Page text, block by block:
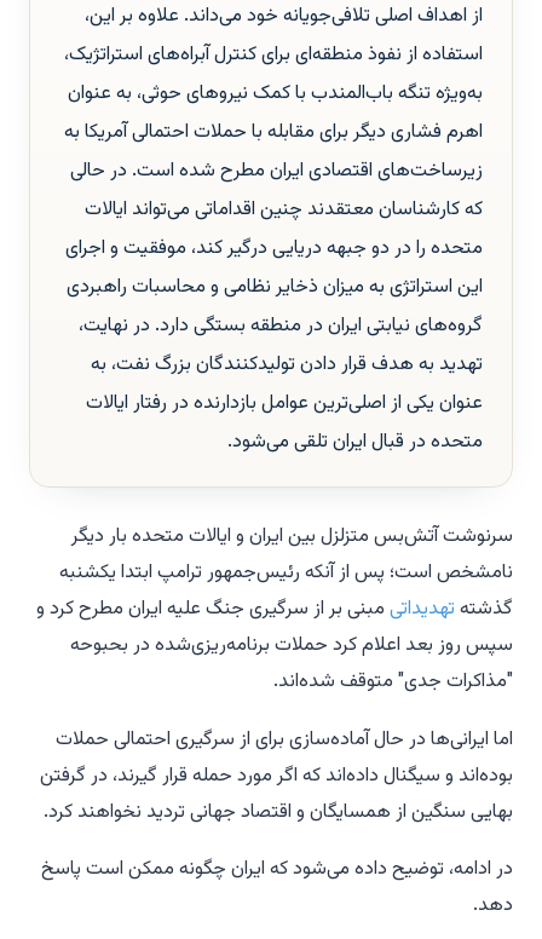
از اهداف اصلی تلافی‌جویانه خود می‌داند. علاوه بر این،
استفاده از نفوذ منطقه‌ای برای کنترل آبراه‌های استراتژیک،
به‌ویژه تنگه باب‌المندب با کمک نیروهای حوثی، به عنوان
اهرم فشاری دیگر برای مقابله با حملات احتمالی آمریکا به
زیرساخت‌های اقتصادی ایران مطرح شده است. در حالی
که کارشناسان معتقدند چنین اقداماتی می‌تواند ایالات
متحده را در دو جبهه دریایی درگیر کند، موفقیت و اجرای
این استراتژی به میزان ذخایر نظامی و محاسبات راهبردی
گروه‌های نیابتی ایران در منطقه بستگی دارد. در نهایت،
تهدید به هدف قرار دادن تولیدکنندگان بزرگ نفت، به
عنوان یکی از اصلی‌ترین عوامل بازدارنده در رفتار ایالات
متحده در قبال ایران تلقی می‌شود.
سرنوشت آتش‌بس متزلزل بین ایران و ایالات متحده بار دیگر
نامشخص است؛ پس از آنکه رئیس‌جمهور ترامپ ابتدا یکشنبه
گذشته تهدیداتی مبنی بر از سرگیری جنگ علیه ایران مطرح کرد و
سپس روز بعد اعلام کرد حملات برنامه‌ریزی‌شده در بحبوحه
"مذاکرات جدی" متوقف شده‌اند.
اما ایرانی‌ها در حال آماده‌سازی برای از سرگیری احتمالی حملات
بوده‌اند و سیگنال داده‌اند که اگر مورد حمله قرار گیرند، در گرفتن
بهایی سنگین از همسایگان و اقتصاد جهانی تردید نخواهند کرد.
در ادامه، توضیح داده می‌شود که ایران چگونه ممکن است پاسخ
دهد.